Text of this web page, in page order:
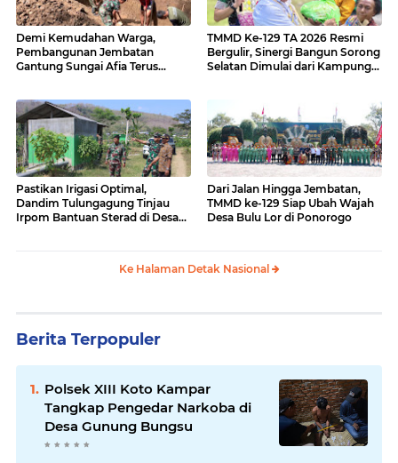
Demi Kemudahan Warga,
Pembangunan Jembatan
Gantung Sungai Afia Terus
TMMD Ke-129 TA 2026 Resmi
Bergulir, Sinergi Bangun Sorong
Selatan Dimulai dari Kampung
Pastikan Irigasi Optimal,
Dandim Tulungagung Tinjau
Irpom Bantuan Sterad di Desa
Dari Jalan Hingga Jembatan,
TMMD ke-129 Siap Ubah Wajah
Desa Bulu Lor di Ponorogo
Ke Halaman Detak Nasional
Berita Terpopuler
Polsek XIII Koto Kampar
Tangkap Pengedar Narkoba di
Desa Gunung Bungsu